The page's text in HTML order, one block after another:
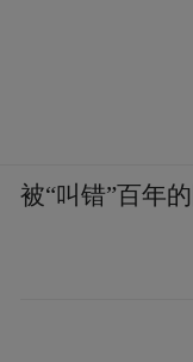
被“叫错”百年